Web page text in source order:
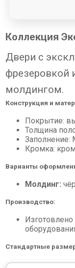
Коллекция
Двери с
фрезеровкой
молдингом.
Конструкция и
Покрытие:
Толщина
Заполнение:
Кромка:
Варианты
Молдинг:
Производство:
Стандартные